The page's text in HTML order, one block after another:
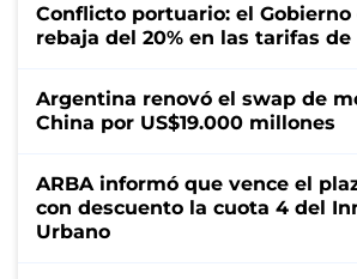
Conflicto portuario: el
rebaja del 20% en las tarifas
Argentina renovó el swap de
China por US$19.000 millones
ARBA informó que vence el
con descuento la cuota 4 del
Urbano